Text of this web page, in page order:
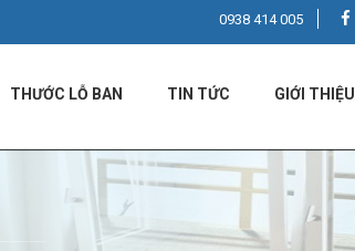
0938 414 005
THƯỚC LỖ BAN TIN TỨC GIỚI THIỆU